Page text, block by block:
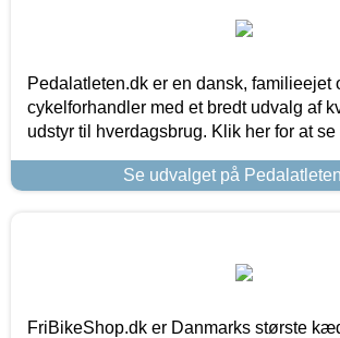
Pedalatleten.dk er en dansk, familieejet
cykelforhandler med et bredt udvalg af
udstyr til hverdagsbrug. Klik her for at
Se udvalget på
FriBikeShop.dk er Danmarks største